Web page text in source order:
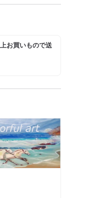
お買いもので送